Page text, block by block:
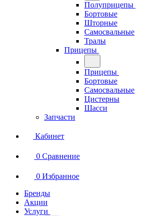
Полуприцепы
Бортовые
Шторные
Самосвальные
Тралы
Прицепы
Прицепы
Бортовые
Самосвальные
Цистерны
Шасси
Запчасти
Кабинет
0 Сравнение
0 Избранное
Бренды
Акции
Услуги